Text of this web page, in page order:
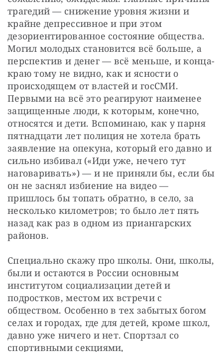
трагедий — снижение уровня жизни и
крайне депрессивное и при этом
дезориентированное состояние общества.
Могил молодых становится всё больше, а
перспектив и денег — всё меньше, и конца-
краю тому не видно, как и ясности о
происходящем от властей и госСМИ.
Первыми на всё это реагируют наименее
защищенные люди, к которым, конечно,
относятся и дети. Вспоминаю, как у парня
пятнадцати лет полиция не хотела брать
заявление на опекуна, который его давно и
сильно избивал («Иди уже, нечего тут
наговаривать») — и не приняли бы, если бы
он не заснял избиение на видео —
пришлось бы топать обратно, в село, за
несколько километров; то было лет пять
назад как раз в одном из приангарских
районов.
Специально скажу про школы. Они, школы,
были и остаются в России основным
институтом социализации детей и
подростков, местом их встречи с
обществом. Особенно в тех забытых богом
селах и городах, где для детей, кроме школ,
давно уже ничего и нет. Спортзал со
спортивными секциями,